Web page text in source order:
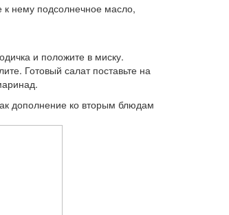
к нему подсолнечное масло,
и положите в миску.
Готовый салат поставьте на
дополнение ко вторым блюдам